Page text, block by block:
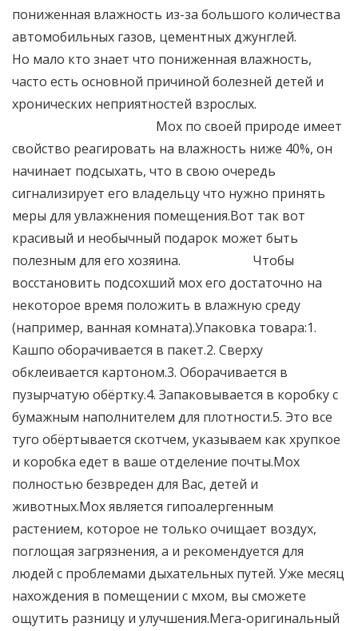
пониженная влажность из-за большого количества
автомобильных газов, цементных джунглей.ᅠᅠᅠ
Но мало кто знает что пониженная влажность,
часто есть основной причиной болезней детей и
хронических неприятностей взрослых.
ᅠᅠᅠᅠᅠᅠᅠᅠᅠᅠᅠᅠМох по своей природе имеет
свойство реагировать на влажность ниже 40%, он
начинает подсыхать, что в свою очередь
сигнализирует его владельцу что нужно принять
меры для увлажнения помещения.Вот так вот
красивый и необычный подарок может быть
полезным для его хозяина.ᅠᅠᅠᅠᅠᅠЧтобы
восстановить подсохший мох его достаточно на
некоторое время положить в влажную среду
(например, ванная комната).Упаковка товара:1.
Кашпо оборачивается в пакет.2. Сверху
обклеивается картоном.3. Оборачивается в
пузырчатую обёртку.4. Запаковывается в коробку с
бумажным наполнителем для плотности.5. Это все
туго обёртывается скотчем, указываем как хрупкое
и коробка едет в ваше отделение почты.Мох
полностью безвреден для Вас, детей и
животных.Мох является гипоалергенным
растением, которое не только очищает воздух,
поглощая загрязнения, а и рекомендуется для
людей с проблемами дыхательных путей. Уже месяц
нахождения в помещении с мхом, вы сможете
ощутить разницу и улучшения.Мега-оригинальный